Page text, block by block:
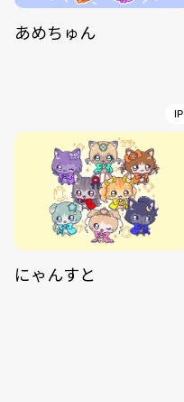
あめちゅん
IP
にゃんすと